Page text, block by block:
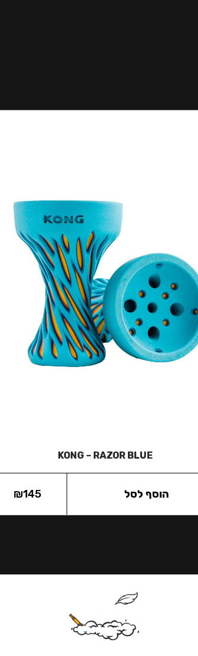
KONG – RAZOR BLUE
₪145 הוסף לסל